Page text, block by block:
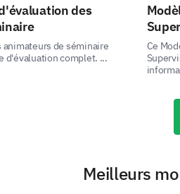
des
de séminaire
d'évaluation complet. ...
Ce
Meilleurs